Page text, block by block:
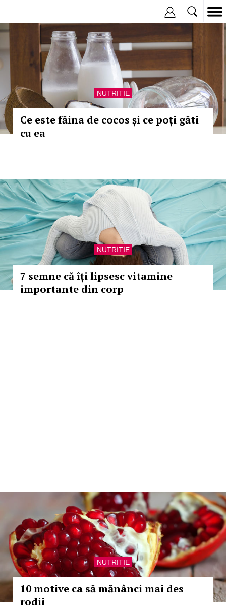
NUTRITIE
Ce este făina de cocos și ce poți găti
cu ea
NUTRITIE
7 semne că îți lipsesc vitamine
importante din corp
NUTRITIE
10 motive ca să mănânci mai des
rodii